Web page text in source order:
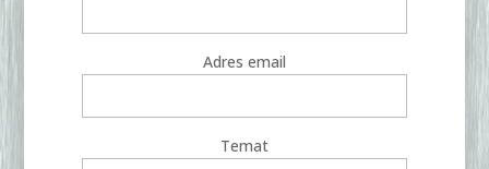
Adres email
Temat